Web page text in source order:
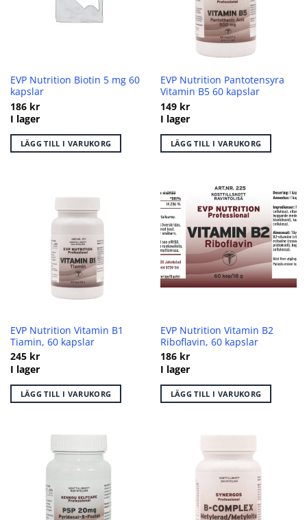
EVP Nutrition Biotin 5 mg 60
kapslar
186 kr
I lager
LÄGG TILL I VARUKORG
EVP Nutrition Pantotensyra
Vitamin B5 60 kapslar
149 kr
I lager
LÄGG TILL I VARUKORG
EVP Nutrition Vitamin B1
Tiamin, 60 kapslar
245 kr
I lager
LÄGG TILL I VARUKORG
EVP Nutrition Vitamin B2
Riboflavin, 60 kapslar
186 kr
I lager
LÄGG TILL I VARUKORG